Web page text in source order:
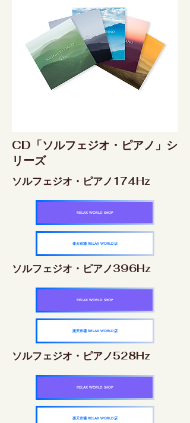
CD「ソルフェジオ・ピアノ」シ
リーズ
ソルフェジオ・ピアノ174Hz
RELAX WORLD SHOP
楽天市場 RELAX WORLD店
ソルフェジオ・ピアノ396Hz
RELAX WORLD SHOP
楽天市場 RELAX WORLD店
ソルフェジオ・ピアノ528Hz
RELAX WORLD SHOP
楽天市場 RELAX WORLD店